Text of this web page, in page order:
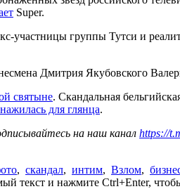
Super.
участницы группы Тутси и
Дмитрия Якубовского
святыне. Скандальная
для глянца.
на наш канал https://
, скандал, интим, Взлом,
текст и нажмите Ctrl+Enter,